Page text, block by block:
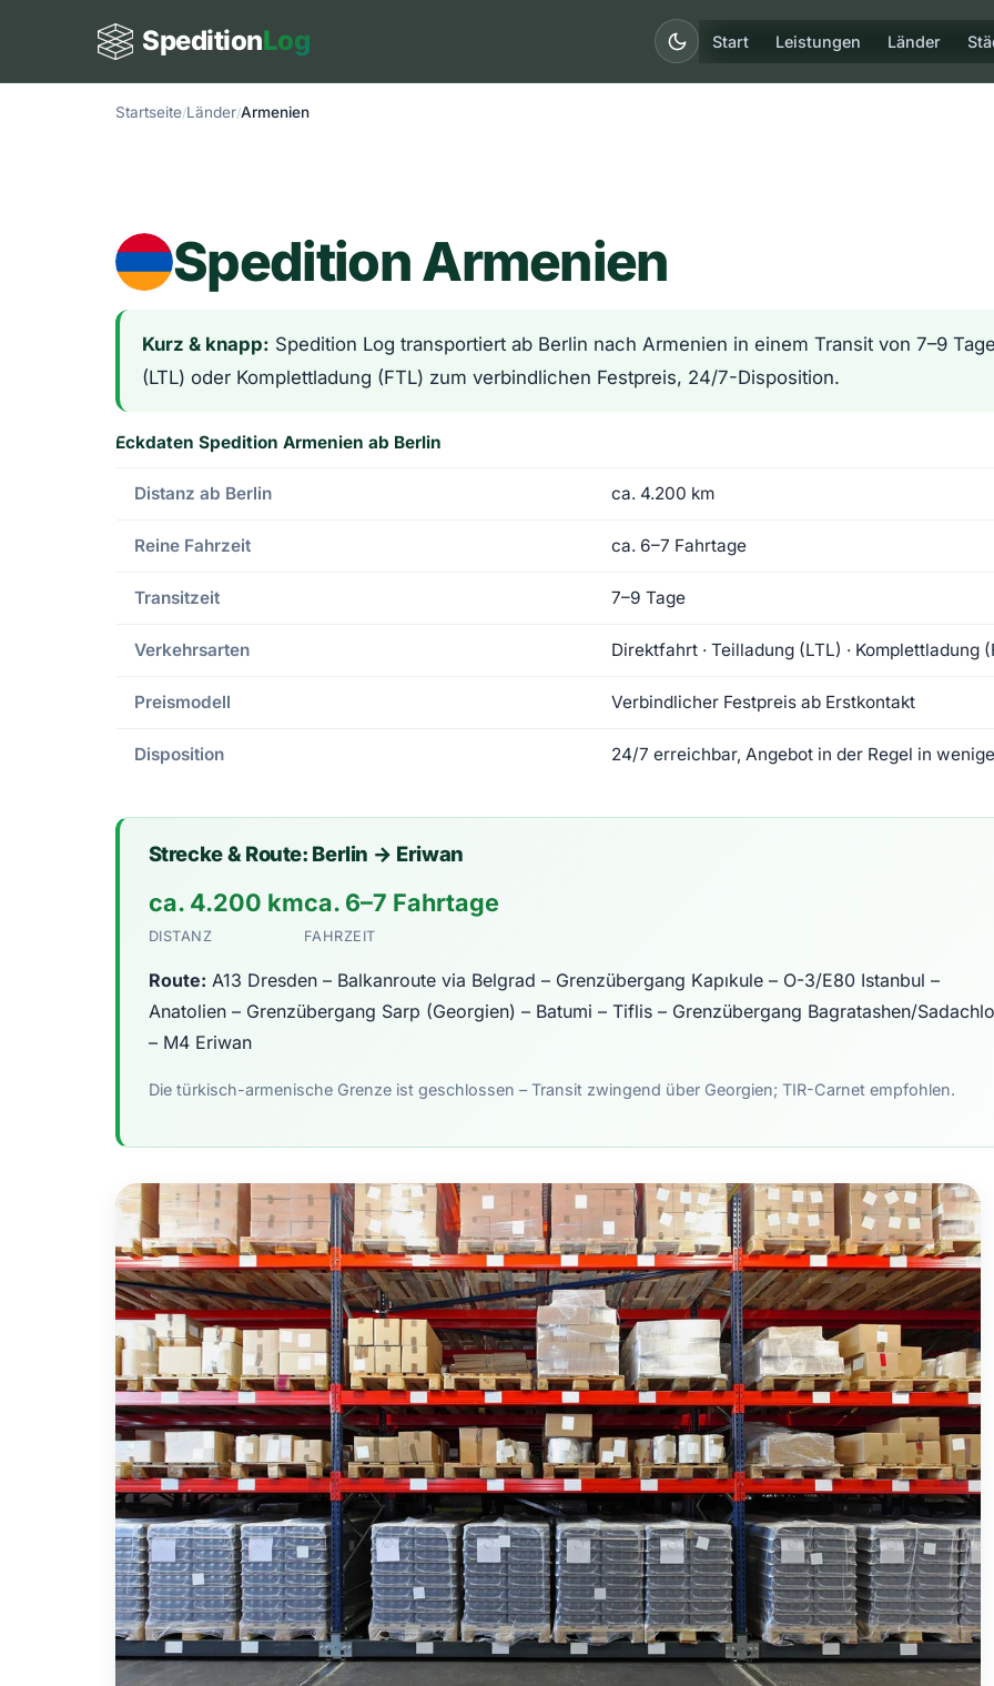
SpeditionLog Start Leistungen Länder
Startseite Länder Armenien
Spedition Armenien
Kurz & knapp: Spedition Log transportiert ab Berlin nach Armenien in einem Transit von 7–9
(LTL) oder Komplettladung (FTL) zum verbindlichen Festpreis, 24/7-Disposition.
Eckdaten Spedition Armenien ab Berlin
Distanz ab Berlin ca. 4.200 km
Reine Fahrzeit ca. 6–7 Fahrtage
Transitzeit 7–9 Tage
Verkehrsarten Direktfahrt · Teilladung (LTL) · Komplettladung
Preismodell Verbindlicher Festpreis ab Erstkontakt
Disposition 24/7 erreichbar, Angebot in der Regel in
Strecke & Route: Berlin → Eriwan
ca. 4.200 km
DISTANZ
ca. 6–7 Fahrtage
FAHRZEIT
Route: A13 Dresden – Balkanroute via Belgrad – Grenzübergang Kapıkule – O-3/E80 Istanbul –
Anatolien – Grenzübergang Sarp (Georgien) – Batumi – Tiflis – Grenzübergang Bagratashen/Sadachlo
– M4 Eriwan
Die türkisch-armenische Grenze ist geschlossen – Transit zwingend über Georgien; TIR-Carnet empfohlen.